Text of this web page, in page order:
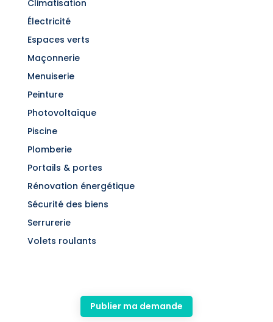
Climatisation
Électricité
Espaces verts
Maçonnerie
Menuiserie
Peinture
Photovoltaïque
Piscine
Plomberie
Portails & portes
Rénovation énergétique
Sécurité des biens
Serrurerie
Volets roulants
Publier ma demande